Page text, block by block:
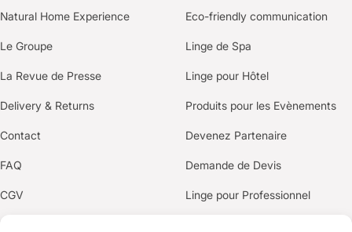
Natural Home Experience
Le Groupe
La Revue de Presse
Delivery & Returns
Contact
FAQ
CGV
Politique de confidentialité
Eco-friendly communication
Linge de Spa
Linge pour Hôtel
Produits pour les Evènements
Devenez Partenaire
Demande de Devis
Linge pour Professionnel